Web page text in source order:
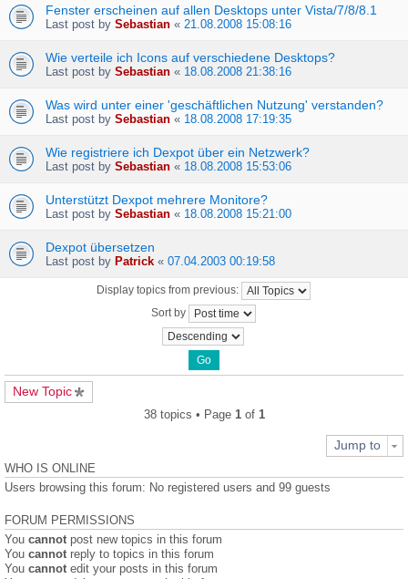
Fenster erscheinen auf allen Desktops unter Vista/7/8/8.1
Last post by Sebastian « 21.08.2008 15:08:16
Wie verteile ich Icons auf verschiedene Desktops?
Last post by Sebastian « 18.08.2008 21:38:16
Was wird unter einer 'geschäftlichen Nutzung' verstanden?
Last post by Sebastian « 18.08.2008 17:19:35
Wie registriere ich Dexpot über ein Netzwerk?
Last post by Sebastian « 18.08.2008 15:53:06
Unterstützt Dexpot mehrere Monitore?
Last post by Sebastian « 18.08.2008 15:21:00
Dexpot übersetzen
Last post by Patrick « 07.04.2003 00:19:58
Display topics from previous:
Sort by
New Topic
38 topics • Page 1of 1
Jump to
WHO IS ONLINE
Users browsing this forum: No registered users and 99 guests
FORUM PERMISSIONS
You cannot post new topics in this forum
You cannot reply to topics in this forum
You cannot edit your posts in this forum